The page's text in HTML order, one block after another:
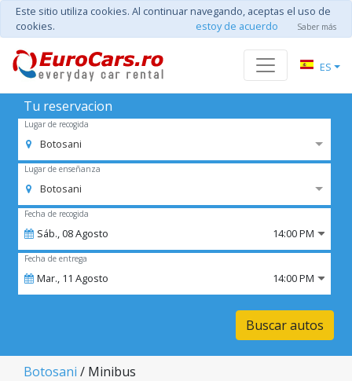
Este sitio utiliza cookies. Al continuar navegando, aceptas el uso de
cookies.
estoy de acuerdo Saber más
ES
Tu reservacion
Lugar de recogida
Botosani
Lugar de enseñanza
Botosani
Fecha de recogida
Sáb.,08Agosto 14:00 PM
Fecha de entrega
Mar., 11 Agosto 14:00 PM
Buscar autos
Botosani / Minibus